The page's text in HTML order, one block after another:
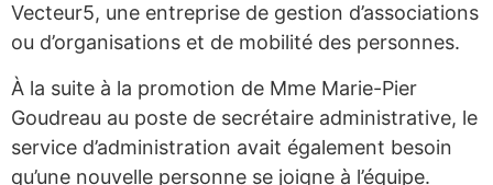
Vecteur5, une entreprise de gestion d’associations
ou d’organisations et de mobilité des personnes.
À la suite à la promotion de Mme Marie-Pier
Goudreau au poste de secrétaire administrative, le
service d’administration avait également besoin
qu’une nouvelle personne se joigne à l’équipe.